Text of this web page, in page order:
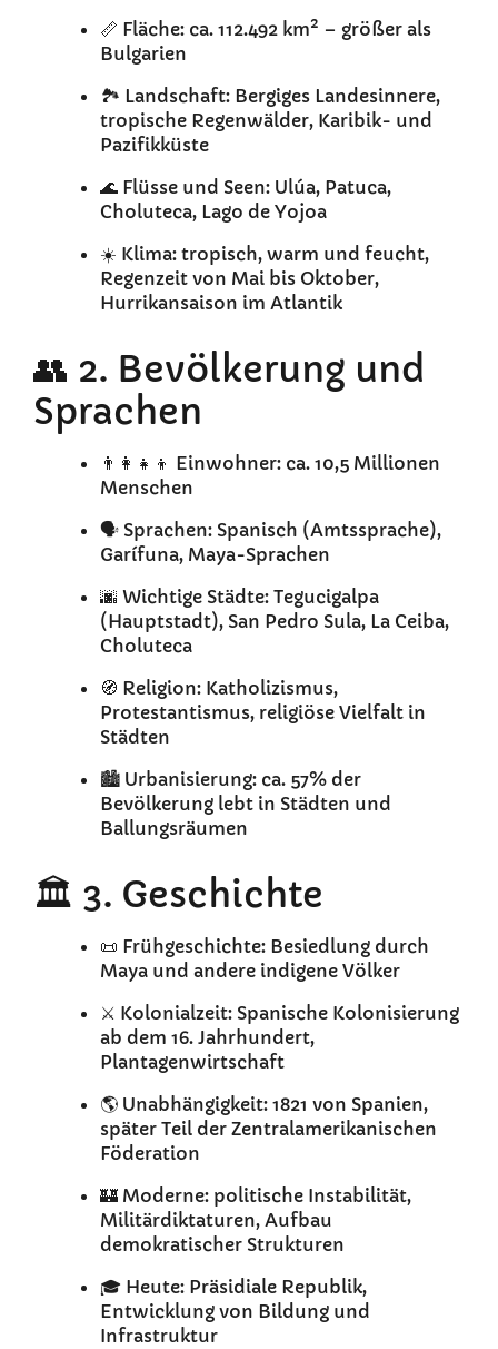
📏 Fläche: ca. 112.492 km² – größer als
Bulgarien
🏞️ Landschaft: Bergiges Landesinnere,
tropische Regenwälder, Karibik- und
Pazifikküste
🌊 Flüsse und Seen: Ulúa, Patuca,
Choluteca, Lago de Yojoa
☀️ Klima: tropisch, warm und feucht,
Regenzeit von Mai bis Oktober,
Hurrikansaison im Atlantik
👥 2. Bevölkerung und
Sprachen
👨‍👩‍👧‍👦 Einwohner: ca. 10,5 Millionen
Menschen
🗣️ Sprachen: Spanisch (Amtssprache),
Garífuna, Maya-Sprachen
🌆 Wichtige Städte: Tegucigalpa
(Hauptstadt), San Pedro Sula, La Ceiba,
Choluteca
🧭 Religion: Katholizismus,
Protestantismus, religiöse Vielfalt in
Städten
🏙️ Urbanisierung: ca. 57% der
Bevölkerung lebt in Städten und
Ballungsräumen
🏛️ 3. Geschichte
📜 Frühgeschichte: Besiedlung durch
Maya und andere indigene Völker
⚔️ Kolonialzeit: Spanische Kolonisierung
ab dem 16. Jahrhundert,
Plantagenwirtschaft
🌎 Unabhängigkeit: 1821 von Spanien,
später Teil der Zentralamerikanischen
Föderation
🏰 Moderne: politische Instabilität,
Militärdiktaturen, Aufbau
demokratischer Strukturen
🎓 Heute: Präsidiale Republik,
Entwicklung von Bildung und
Infrastruktur